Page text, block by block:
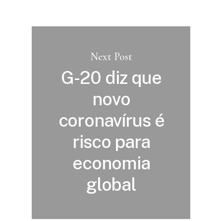
Next Post
G-20 diz que
novo
coronavírus é
risco para
economia
global